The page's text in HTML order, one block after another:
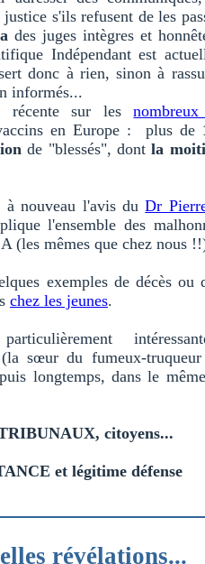
justice s'ils refusent de les
des juges intègres et
Indépendant est
donc à rien, sinon à
informés...
récente sur les
en Europe : plus de
de "blessés", dontla
à nouveau l'avis duDr
l'ensemble des
(les mêmes que chez nous
exemples de décès ou
chez les jeunes.
(la sœur du fumeux-
longtemps, dans le
citoyens...
et légitime défense
révélations...